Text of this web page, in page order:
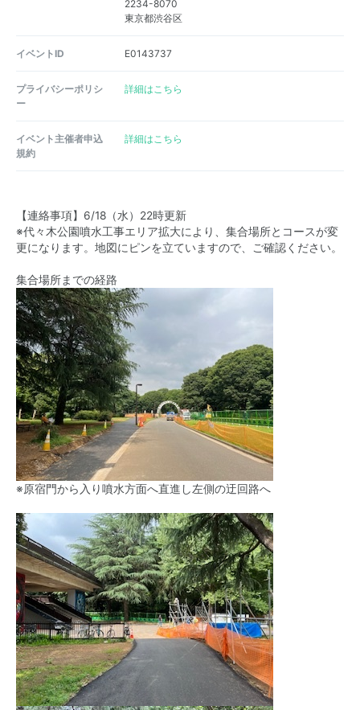
2234-8070
東京都渋谷区
イベントID E0143737
プライバシーポリシ
ー
詳細はこちら
イベント主催者申込
規約
詳細はこちら
【連絡事項】6/18（水）22時更新
※代々木公園噴水工事エリア拡大により、集合場所とコースが変
更になります。地図にピンを立ていますので、ご確認ください。
集合場所までの経路
※原宿門から入り噴水方面へ直進し左側の迂回路へ